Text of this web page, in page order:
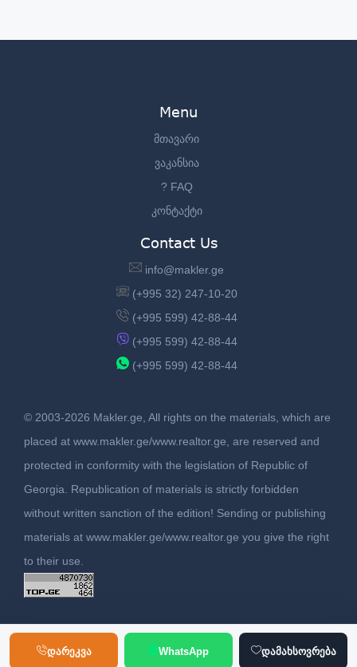
დარეკვა WhatsApp დამახსოვრება
Menu
მთავარი
ვაკანსია
? FAQ
კონტაქტი
Contact Us
info@makler.ge
(+995 32) 247-10-20
(+995 599) 42-88-44
(+995 599) 42-88-44
(+995 599) 42-88-44
© 2003-2026 Makler.ge, All rights on the materials, which are
placed at www.makler.ge/www.realtor.ge, are reserved and
protected in conformity with the legislation of Republic of
Georgia. Republication of materials is strictly forbidden
without written sanction of the edition! Sending or publishing
materials at www.makler.ge/www.realtor.ge you give the right
to their use.